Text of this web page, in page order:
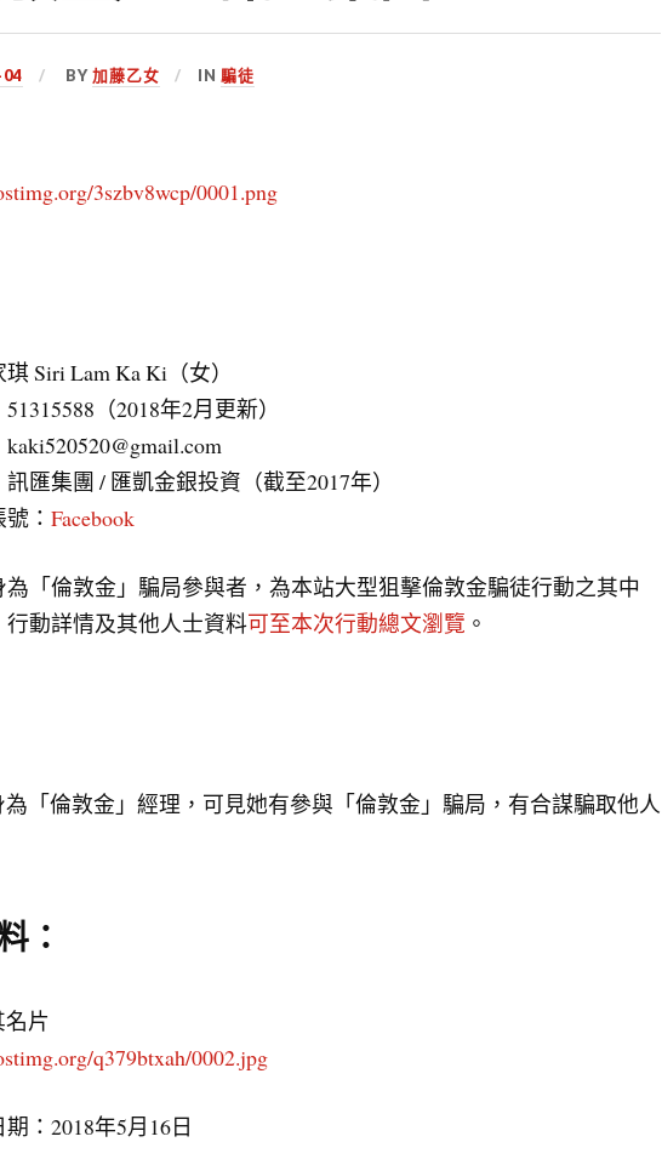
BY加藤乙女 IN騙徒
3szbv8wcp/0001.png
Siri Lam Ka Ki（女）
（2018年2月更新）
kaki520520@gmail.com
匯集團 / 匯凱金銀投資（截至2017年）
號：Facebook
為「倫敦金」騙局參與者，為本站大型狙擊倫敦金騙徒行動之其中
行動詳情及其他人士資料可至本次行動總文瀏覽 。
為「倫敦金」經理，可見她有參與「倫敦金」騙局，有合謀騙取他人
：
名片
q379btxah/0002.jpg
：2018年5月16日